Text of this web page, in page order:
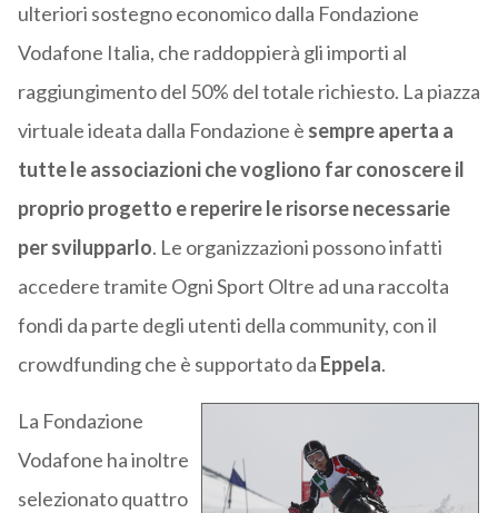
ulteriori sostegno economico dalla Fondazione
Vodafone Italia, che raddoppierà gli importi al
raggiungimento del 50% del totale richiesto. La piazza
virtuale ideata dalla Fondazione è sempre aperta a
tutte le associazioni che vogliono far conoscere il
proprio progetto e reperire le risorse necessarie
per svilupparlo. Le organizzazioni possono infatti
accedere tramite Ogni Sport Oltre ad una raccolta
fondi da parte degli utenti della community, con il
crowdfunding che è supportato da Eppela.
La Fondazione
Vodafone ha inoltre
selezionato quattro